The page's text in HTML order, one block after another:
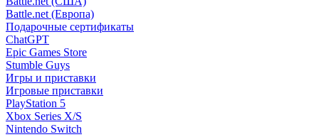
Battle.net (Европа)
Подарочные сертификаты
ChatGPT
Epic Games Store
Stumble Guys
Игры и приставки
Игровые приставки
PlayStation 5
Xbox Series X/S
Nintendo Switch